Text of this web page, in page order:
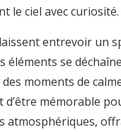
le ciel avec curiosité.
entrevoir un
éléments se
moments de
mémorable
atmosphériques,